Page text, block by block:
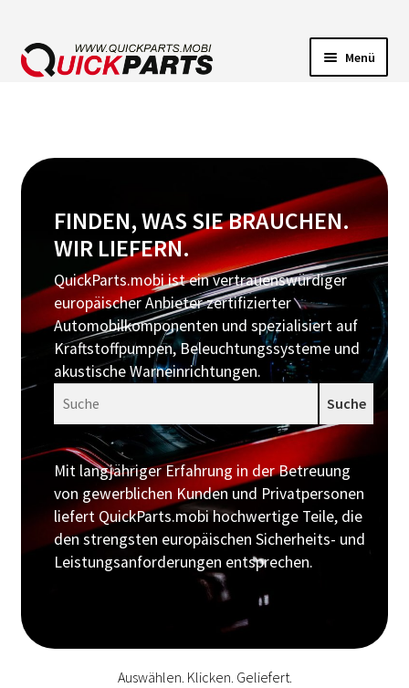
Menü
ELEKTRISCHE VERBINDER
HUPEN
FINDEN, WAS SIE BRAUCHEN.
WIR LIEFERN.
QuickParts.mobi ist ein vertrauenswürdiger
europäischer Anbieter zertifizierter
Automobilkomponenten und spezialisiert auf
Kraftstoffpumpen, Beleuchtungssysteme und
akustische Warneinrichtungen.
Suche
Mit langjähriger Erfahrung in der Betreuung
von gewerblichen Kunden und Privatpersonen
liefert QuickParts.mobi hochwertige Teile, die
den strengsten europäischen Sicherheits- und
Leistungsanforderungen entsprechen.
Auswählen. Klicken. Geliefert.